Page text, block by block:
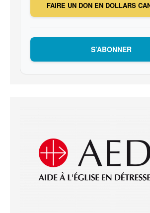
FAIRE UN DON EN DOLLARS
S’ABONNER